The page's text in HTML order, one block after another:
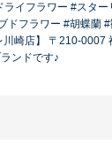
ライフラワー #スタ
ブドフラワー #胡
レ川崎店】 〒210-
ンドです♪